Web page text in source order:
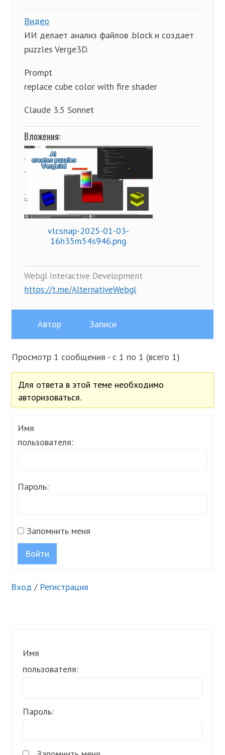
Видео
ИИ делает анализ файлов .block и создает
puzzles Verge3D.
Prompt
replace cube color with fire shader
Claude 3.5 Sonnet
Вложения:
vlcsnap-2025-01-03-
16h35m54s946.png
Webgl Interactive Development
https://t.me/AlternativeWebgl
Автор Записи
Просмотр 1 сообщения - с 1 по 1 (всего 1)
Для ответа в этой теме необходимо
авторизоваться.
Имя
пользователя:
Пароль:
Запомнить меня
Войти
Вход / Регистрация
Имя
пользователя:
Пароль: